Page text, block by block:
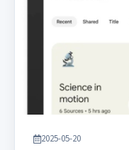
2025-05-20